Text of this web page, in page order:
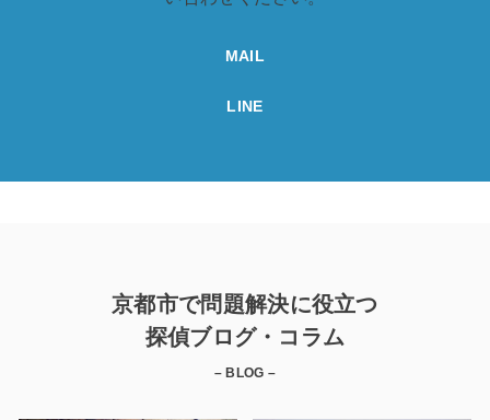
MAIL
LINE
京都市で問題解決に役立つ
探偵ブログ・コラム
– BLOG –